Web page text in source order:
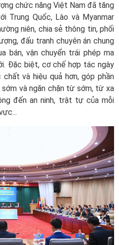
chức năng Việt Nam đã tăng
Trung Quốc, Lào và Myanmar
niên, chia sẻ thông tin, phối
đấu tranh chuyên án chung
bán, vận chuyển trái phép ma
Đặc biệt, cơ chế hợp tác ngày
và hiệu quả hơn, góp phần
và ngăn chặn từ sớm, từ xa
đến an ninh, trật tự của mỗi